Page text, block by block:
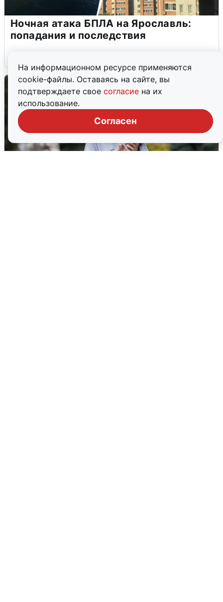
На информационном ресурсе применяются
cookie-файлы. Оставаясь на сайте, вы
подтверждаете свое согласие на их
использование.
Согласен
Ночная атака БПЛА на Ярославль:
попадания и последствия